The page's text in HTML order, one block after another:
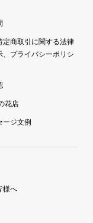
定商取引に関する法律
、プライバシーポリシ
花店
ージ文例
様へ